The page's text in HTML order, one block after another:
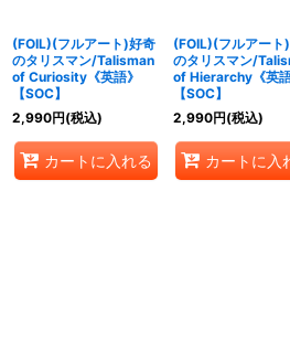
(FOIL)(フルアート)好奇
のタリスマン/Talisman
of Curiosity《英語》
【SOC】
2,990円(税込)
カートに入れる
(FOIL)(フルアート
のタリスマン/
of Hierarchy《英語
【SOC】
2,990円(税込)
カートに入